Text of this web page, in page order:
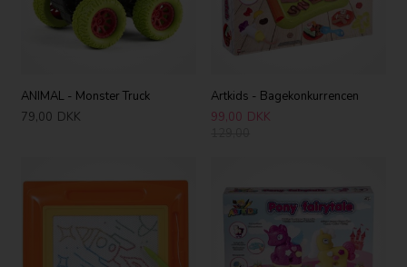
ANIMAL - Monster Truck
79,00 DKK
Artkids - Bagekonkurrencen
99,00 DKK